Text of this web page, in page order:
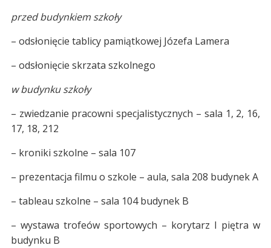
przed budynkiem szkoły
– odsłonięcie tablicy pamiątkowej Józefa Lamera
– odsłonięcie skrzata szkolnego
w budynku szkoły
– zwiedzanie pracowni specjalistycznych – sala 1, 2, 16,
17, 18, 212
– kroniki szkolne – sala 107
– prezentacja filmu o szkole – aula, sala 208 budynek A
– tableau szkolne – sala 104 budynek B
– wystawa trofeów sportowych – korytarz I piętra w
budynku B